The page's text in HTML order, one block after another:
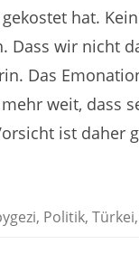
hat.
Dass wir nicht
Das
weit, dass
ist daher
, Politik, Türkei,